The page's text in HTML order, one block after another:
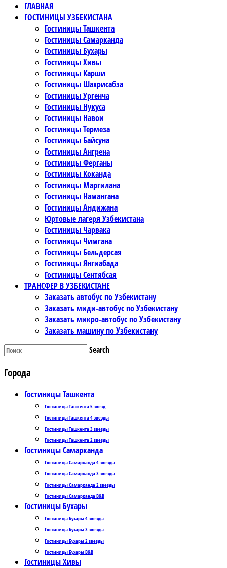
ГЛАВНАЯ
ГОСТИНИЦЫ УЗБЕКИСТАНА
Гостиницы Ташкента
Гостиницы Самарканда
Гостиницы Бухары
Гостиницы Хивы
Гостиницы Карши
Гостиницы Шахрисабза
Гостиницы Ургенча
Гостиницы Нукуса
Гостиницы Навои
Гостиницы Термеза
Гостиницы Байсуна
Гостиницы Ангрена
Гостиницы Ферганы
Гостиницы Коканда
Гостиницы Маргилана
Гостиницы Намангана
Гостиницы Андижана
Юртовые лагеря Узбекистана
Гостиницы Чарвака
Гостиницы Чимгана
Гостиницы Бельдерсая
Гостиницы Янгиабада
Гостиницы Сентябсая
ТРАНСФЕР В УЗБЕКИСТАНЕ
Заказать автобус по Узбекистану
Заказать миди-автобус по Узбекистану
Заказать микро-автобус по Узбекистану
Заказать машину по Узбекистану
Search
Города
Гостиницы Ташкента
Гостиницы Ташкента 5 звезд
Гостиницы Ташкента 4 звезды
Гостиницы Ташкента 3 звезды
Гостиницы Ташкента 2 звезды
Гостиницы Самарканда
Гостиницы Самарканда 4 звезды
Гостиницы Самарканда 3 звезды
Гостиницы Самарканда 2 звезды
Гостиницы Самарканда B&B
Гостиницы Бухары
Гостиницы Бухары 4 звезды
Гостиницы Бухары 3 звезды
Гостиницы Бухары 2 звезды
Гостиницы Бухары B&B
Гостиницы Хивы